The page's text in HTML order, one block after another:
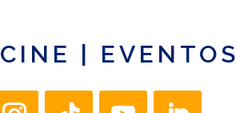
CINE EVENTOS